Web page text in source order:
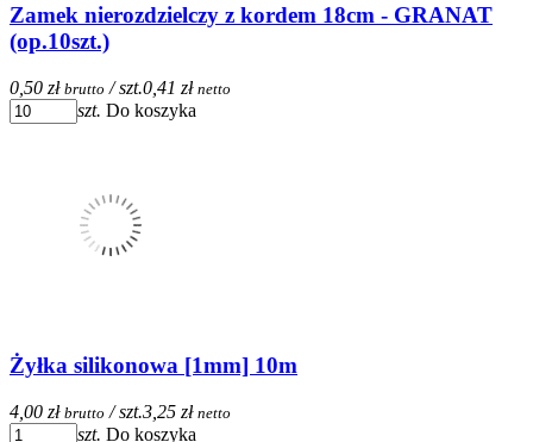
Zamek nierozdzielczy z kordem 18cm - GRANAT
(op.10szt.)
0,50 zł brutto / szt.0,41 zł netto
szt. Do koszyka
Żyłka silikonowa [1mm] 10m
4,00 zł brutto / szt.3,25 zł netto
szt. Do koszyka